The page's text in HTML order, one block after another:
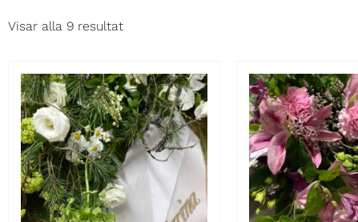
Visar alla 9 resultat